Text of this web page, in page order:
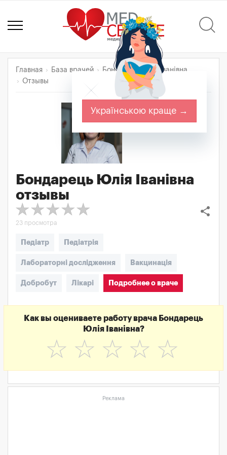
Главная База врачей
Бондарець Юлія Іванівна
Отзывы
Бондарець Юлія Іванівна
отзывы
share
23 просмотра
Педіатр Педіатрія
Лабораторні дослідження Вакцинація
Добробут Лікарі Подробнее о враче
Как вы оцениваете работу врача Бондарець
Юлія Іванівна?
☆
☆
☆
☆
☆
Реклама
Українською краще →